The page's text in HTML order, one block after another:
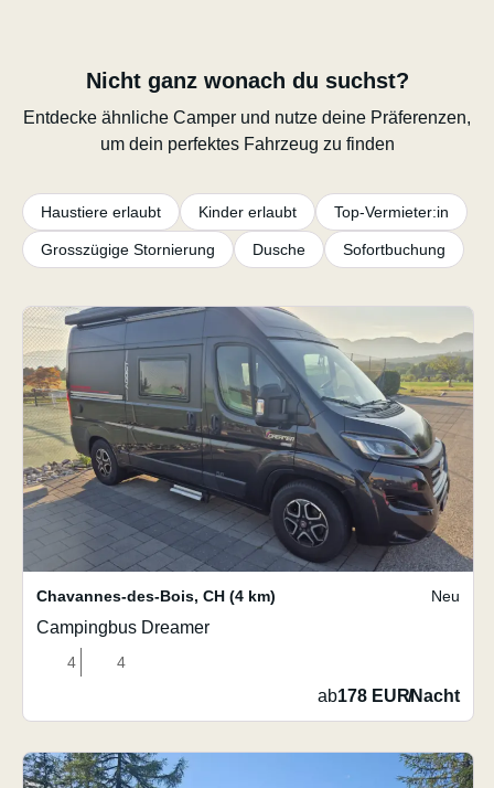
Nicht ganz wonach du suchst?
Entdecke ähnliche Camper und nutze deine Präferenzen,
um dein perfektes Fahrzeug zu finden
Haustiere erlaubt Kinder erlaubt Top-Vermieter:in
Grosszügige Stornierung Dusche Sofortbuchung
Chavannes-des-Bois, CH (4 km) Neu
Campingbus Dreamer
4 4
ab178 EUR/Nacht